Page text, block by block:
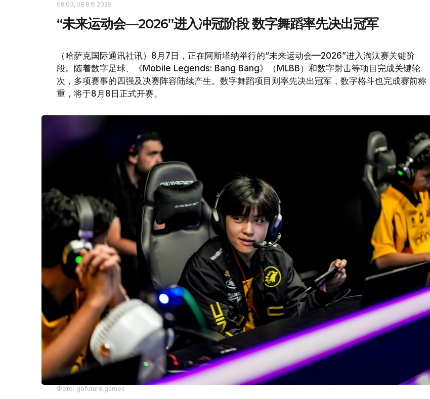
08:03, 08 8月 2026
“未来运动会—2026”进入冲冠阶段 数字舞蹈率先决出冠军
（哈萨克国际通讯社讯）8月7日，正在阿斯塔纳举行的“未来运动会—2026”进入淘汰赛关键阶
段。随着数字足球、《Mobile Legends: Bang Bang》（MLBB）和数字射击等项目完成关键轮
次，多项赛事的四强及决赛阵容陆续产生。数字舞蹈项目则率先决出冠军，数字格斗也完成赛前称
重，将于8月8日正式开赛。
Фото: gofuture.games